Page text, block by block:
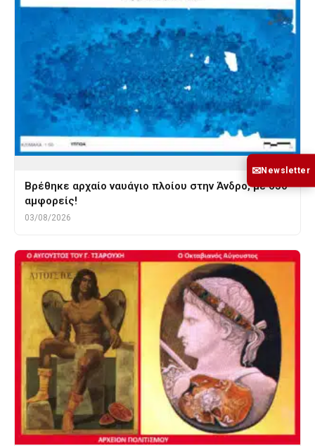
Βρέθηκε αρχαίο ναυάγιο πλοίου στην Άνδρο, με 650
αμφορείς!
03/08/2026
✉Newsletter